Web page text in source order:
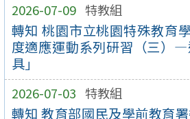
2026-07-09 特教組
轉知 桃園市立桃園特殊教育
度適應運動系列研習（三）
具」
2026-07-03 特教組
轉知 教育部國民及學前教育